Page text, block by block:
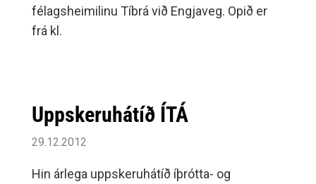
félagsheimilinu Tíbrá við Engjaveg. Opið er
frá kl.
Uppskeruhátíð ÍTÁ
29.12.2012
Hin árlega uppskeruhátíð íþrótta- og